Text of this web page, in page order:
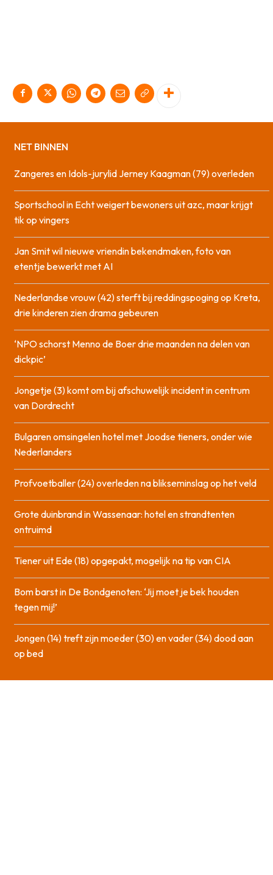
NET BINNEN
Zangeres en Idols-jurylid Jerney Kaagman (79) overleden
Sportschool in Echt weigert bewoners uit azc, maar krijgt
tik op vingers
Jan Smit wil nieuwe vriendin bekendmaken, foto van
etentje bewerkt met AI
Nederlandse vrouw (42) sterft bij reddingspoging op Kreta,
drie kinderen zien drama gebeuren
‘NPO schorst Menno de Boer drie maanden na delen van
dickpic’
Jongetje (3) komt om bij afschuwelijk incident in centrum
van Dordrecht
Bulgaren omsingelen hotel met Joodse tieners, onder wie
Nederlanders
Profvoetballer (24) overleden na blikseminslag op het veld
Grote duinbrand in Wassenaar: hotel en strandtenten
ontruimd
Tiener uit Ede (18) opgepakt, mogelijk na tip van CIA
Bom barst in De Bondgenoten: ‘Jij moet je bek houden
tegen mij!’
Jongen (14) treft zijn moeder (30) en vader (34) dood aan
op bed